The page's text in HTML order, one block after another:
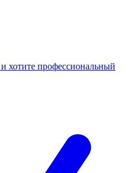
хотите профессиональный